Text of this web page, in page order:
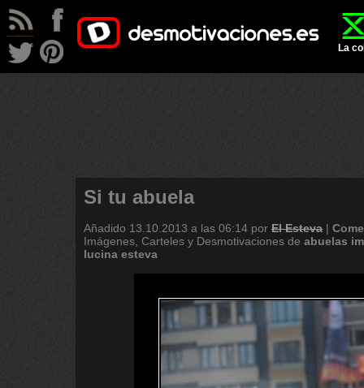
La
Si tu abuela
Añadido 13.10.2013 a las 06:14 por El Esteva |
Imágenes, Carteles y Desmotivaciones de abuelas
lucina esteva